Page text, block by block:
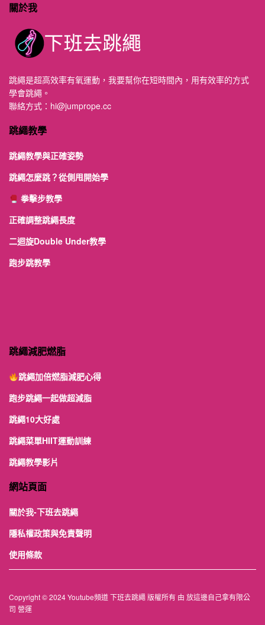
關於我
跳繩是超高效率有氧運動，我要幫你在短時間內，用有效率的方式
學會跳繩。
聯絡方式： hi@jumprope.cc
跳繩教學
跳繩教學與正確姿勢
跳繩怎麼跳？從側甩開始學
拳擊步教學
正確調整跳繩長度
二迴旋Double Under教學
跑步跳教學
跳繩減肥燃脂
跳繩加倍燃脂減肥心得
跑步跳繩一起做超減脂
跳繩10大好處
跳繩菜單HIIT運動訓練
跳繩教學影片
網站頁面
關於我-下班去跳繩
隱私權政策與免責聲明
使用條款
Copyright © 2024 Youtube頻道 下班去跳繩 版權所有 由 放這邊自己拿有限公
司 營運